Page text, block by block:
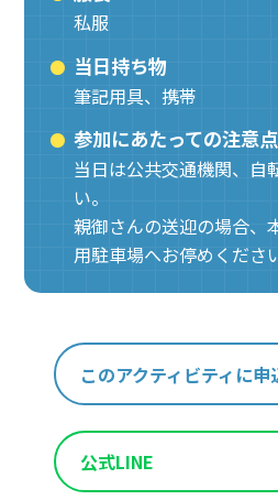
私服
当日持ち物
筆記用具、携帯
参加にあたっての注意点
当日は公共交通機関、自
い。
親御さんの送迎の場合、
用駐車場へお停めくださ
このアクティビティに申
公式LINE